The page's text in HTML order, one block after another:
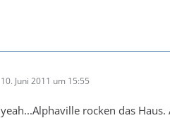
10. Juni 2011 um 15:55
yeah...Alphaville rocken das Haus.